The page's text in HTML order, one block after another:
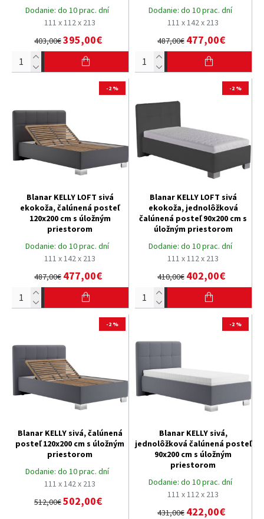
Dodanie: do 10 prac. dní
111 x 112 x 213
403,00€395,00€
Dodanie: do 10 prac. dní
111 x 142 x 213
487,00€ 477,00€
-2 %
Dodanie: do 10 prac. dní
111 x 142 x 213
Blanar KELLY LOFT sivá
ekokoža, čalúnená posteľ
120x200 cm s úložným
priestorom
487,00€ 477,00€
-2 %
Dodanie: do 10 prac. dní
111 x 112 x 213
Blanar KELLY LOFT sivá
ekokoža, jednolôžková
čalúnená posteľ 90x200 cm s
úložným priestorom
410,00€ 402,00€
-2 %
Dodanie: do 10 prac. dní
111 x 142 x 213
Blanar KELLY sivá, čalúnená
posteľ 120x200 cm s úložným
priestorom
512,00€502,00€
-2 %
Dodanie: do 10 prac. dní
111 x 112 x 213
Blanar KELLY sivá,
jednolôžková čalúnená posteľ
90x200 cm s úložným
priestorom
431,00€ 422,00€